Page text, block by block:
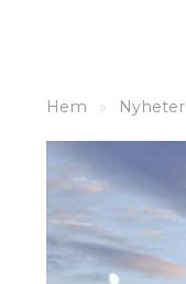
Hem » Nyheter